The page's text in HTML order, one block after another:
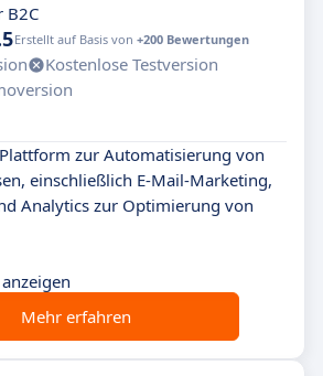
B2C
Erstellt auf Basis von +200 Bewertungen
Kostenlose Testversion
zur Automatisierung von
einschließlich E-Mail-Marketing,
Analytics zur Optimierung von
Mehr erfahren